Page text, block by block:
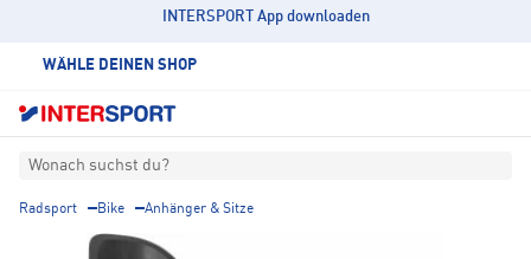
INTERSPORT App downloaden
WÄHLE DEINEN SHOP
Wonach suchst du?
Radsport Bike Anhänger & Sitze